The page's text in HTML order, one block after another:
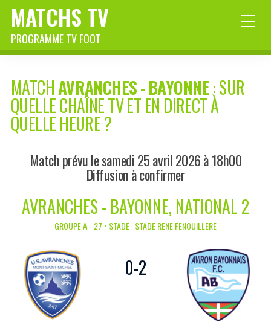
MATCHS TV
PROGRAMME TV FOOT
MATCHAVRANCHES-BAYONNE: SUR
QUELLE CHAÎNE TV ET EN DIRECT À
QUELLE HEURE ?
Match prévu le samedi 25 avril 2026 à 18h00
Diffusion à confirmer
AVRANCHES - BAYONNE, NATIONAL 2
GROUPE A - 27 • STADE : STADE RENE FENOUILLERE
0-2